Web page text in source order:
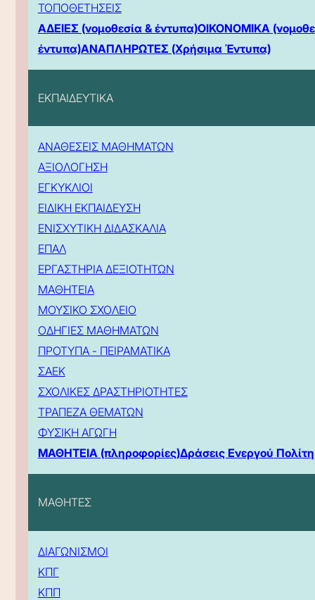
ΤΟΠΟΘΕΤΗΣΕΙΣ
ΑΔΕΙΕΣ (νομοθεσία & έντυπα)ΟΙΚΟΝΟΜΙΚΑ
έντυπα)ΑΝΑΠΛΗΡΩΤΕΣ (Χρήσιμα Έντυπα)
ΕΚΠΑΙΔΕΥΤΙΚΑ
ΑΝΑΘΕΣΕΙΣ ΜΑΘΗΜΑΤΩΝ
ΑΞΙΟΛΟΓΗΣΗ
ΕΓΚΥΚΛΙΟΙ
ΕΙΔΙΚΗ ΕΚΠΑΙΔΕΥΣΗ
ΕΝΙΣΧΥΤΙΚΗ ΔΙΔΑΣΚΑΛΙΑ
ΕΠΑΛ
ΕΡΓΑΣΤΗΡΙΑ ΔΕΞΙΟΤΗΤΩΝ
ΜΑΘΗΤΕΙΑ
ΜΟΥΣΙΚΟ ΣΧΟΛΕΙΟ
ΟΔΗΓΙΕΣ ΜΑΘΗΜΑΤΩΝ
ΠΡΟΤΥΠΑ - ΠΕΙΡΑΜΑΤΙΚΑ
ΣΑΕΚ
ΣΧΟΛΙΚΕΣ ΔΡΑΣΤΗΡΙΟΤΗΤΕΣ
ΤΡΑΠΕΖΑ ΘΕΜΑΤΩΝ
ΦΥΣΙΚΗ ΑΓΩΓΗ
ΜΑΘΗΤΕΙΑ (πληροφορίες)Δράσεις Ενεργού Πολίτη
ΜΑΘΗΤΕΣ
ΔΙΑΓΩΝΙΣΜΟΙ
ΚΠΓ
ΚΠΠ